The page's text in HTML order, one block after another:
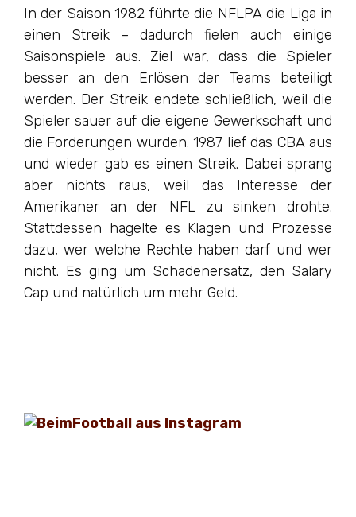
In der Saison 1982 führte die NFLPA die Liga in
einen Streik – dadurch fielen auch einige
Saisonspiele aus. Ziel war, dass die Spieler
besser an den Erlösen der Teams beteiligt
werden. Der Streik endete schließlich, weil die
Spieler sauer auf die eigene Gewerkschaft und
die Forderungen wurden. 1987 lief das CBA aus
und wieder gab es einen Streik. Dabei sprang
aber nichts raus, weil das Interesse der
Amerikaner an der NFL zu sinken drohte.
Stattdessen hagelte es Klagen und Prozesse
dazu, wer welche Rechte haben darf und wer
nicht. Es ging um Schadenersatz, den Salary
Cap und natürlich um mehr Geld.